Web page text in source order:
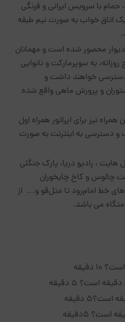
حمام با سرویس ایرانی و فرنگی
اتاق خواب به صورت نیم طبقه
از ۴ طرف با دیوار محصور شده است و مهمانان
به سوپرمارکت و نانوایی
حدود ۲۰۰ متر دسترسی خواهند داشت و
و پرورش ماهی واقع شده
نیز برای اپراتور همراه اول
و دسترسی به اینترنت به صورت
هایت ، رادیو دریا، پارک جنگلی
چالوس و کاخ چایخوران
خط امام‌رود تا متل‌قو و… از
می باشد.
دقیقه
است؟ 5 دقیقه
دقیقه
5دقیقه